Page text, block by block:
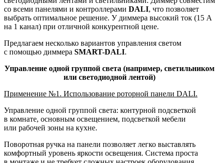
со всеми панелями и контроллерами DALI, что позволяет
выбрать оптимальное решение. У диммера высокий ток (15 А
на 1 канал) при отличной конкурентной цене.
Предлагаем несколько вариантов управления светом
с помощью диммера SMART-DALI.
Управление одной группой света (например, светильником
или светодиодной лентой)
Применение №1. Использование роторной панели DALI.
Управление одной группой света: контурной подсветкой
в комнате, основным освещением, подсветкой мебели
или рабочей зоны на кухне.
Поворотная ручка на панели позволяет легко выставлять
комфортный уровень яркости освещения. Система проста